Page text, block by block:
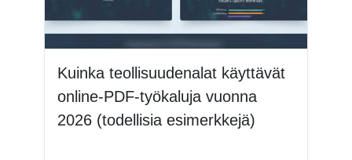
Kuinka teollisuudenalat käyttävät
online-PDF-työkaluja vuonna
2026 (todellisia esimerkkejä)